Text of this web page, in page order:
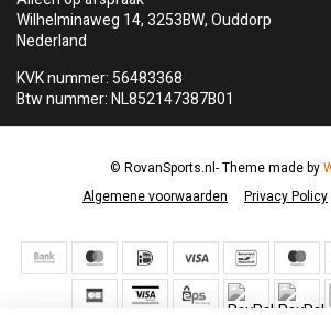
Wilhelminaweg 14, 3253BW, Ouddorp
Nederland
KVK nummer: 56483368
Btw nummer: NL852147387B01
Algemene voorwaarden Privacy Policy
© RovanSports.nl- Theme made by